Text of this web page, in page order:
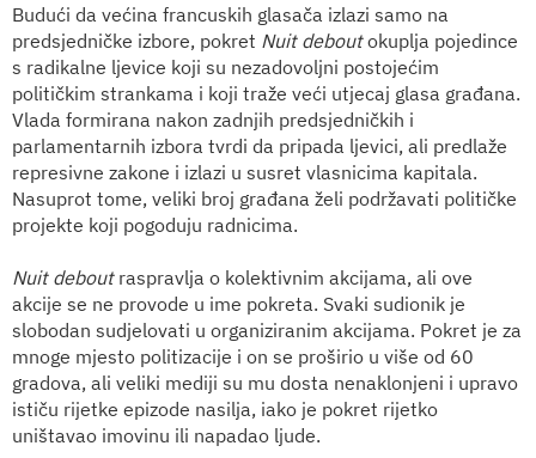
Budući da većina francuskih glasača izlazi samo na
predsjedničke izbore, pokret Nuit deboutokuplja pojedince
s radikalne ljevice koji su nezadovoljni postojećim
političkim strankama i koji traže veći utjecaj glasa građana.
Vlada formirana nakon zadnjih predsjedničkih i
parlamentarnih izbora tvrdi da pripada ljevici, ali predlaže
represivne zakone i izlazi u susret vlasnicima kapitala.
Nasuprot tome, veliki broj građana želi podržavati političke
projekte koji pogoduju radnicima.
Nuit deboutraspravlja o kolektivnim akcijama, ali ove
akcije se ne provode u ime pokreta. Svaki sudionik je
slobodan sudjelovati u organiziranim akcijama. Pokret je za
mnoge mjesto politizacije i on se proširio u više od 60
gradova, ali veliki mediji su mu dosta nenaklonjeni i upravo
ističu rijetke epizode nasilja, iako je pokret rijetko
uništavao imovinu ili napadao ljude.